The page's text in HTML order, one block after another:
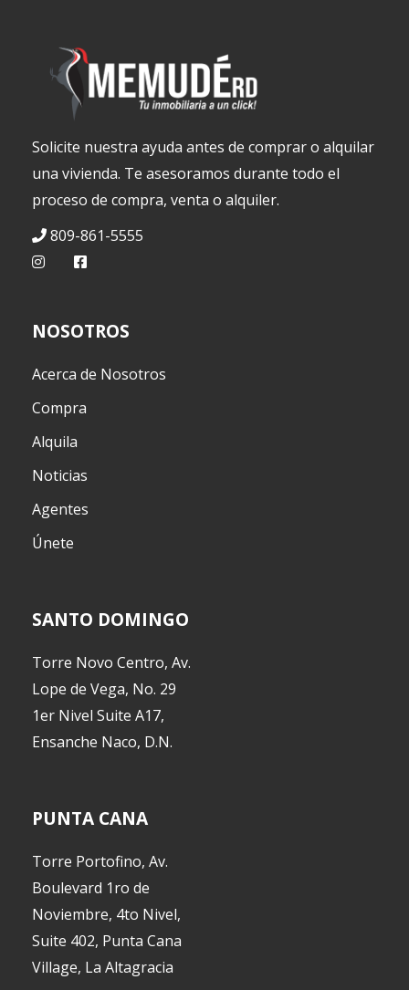
Solicite nuestra ayuda antes de comprar o alquilar
una vivienda. Te asesoramos durante todo el
proceso de compra, venta o alquiler.
809-861-5555
NOSOTROS
Acerca de Nosotros
Compra
Alquila
Noticias
Agentes
Únete
SANTO DOMINGO
Torre Novo Centro, Av.
Lope de Vega, No. 29
1er Nivel Suite A17,
Ensanche Naco, D.N.
PUNTA CANA
Torre Portofino, Av.
Boulevard 1ro de
Noviembre, 4to Nivel,
Suite 402, Punta Cana
Village, La Altagracia